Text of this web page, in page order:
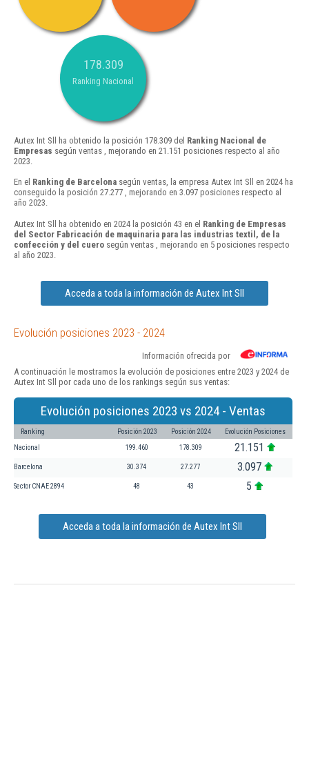
178.309
Ranking Nacional
Autex Int Sll ha obtenido la posición 178.309 del Ranking Nacional de
Empresas según ventas , mejorando en 21.151 posiciones respecto al año
2023.
En el Ranking de Barcelona según ventas, la empresa Autex Int Sll en 2024 ha
conseguido la posición 27.277 , mejorando en 3.097 posiciones respecto al
año 2023.
Autex Int Sll ha obtenido en 2024 la posición 43 en el Ranking de Empresas
del Sector Fabricación de maquinaria para las industrias textil, de la
confección y del cuero según ventas , mejorando en 5 posiciones respecto
al año 2023.
Acceda a toda la información de Autex Int Sll
Evolución posiciones 2023 - 2024
Información ofrecida por
A continuación le mostramos la evolución de posiciones entre 2023 y 2024 de
Autex Int Sll por cada uno de los rankings según sus ventas:
Evolución posiciones 2023 vs 2024 - Ventas
Ranking Posición 2023 Posición 2024 Evolución Posiciones
Nacional 199.460 178.309 21.151
Barcelona 30.374 27.277 3.097
Sector CNAE 2894 48 43 5
Acceda a toda la información de Autex Int Sll